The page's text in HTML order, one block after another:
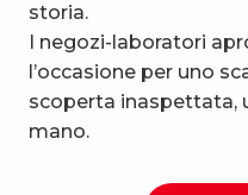
storia.
I negozi-laboratori
l’occasione per uno
scoperta inaspettata,
mano.